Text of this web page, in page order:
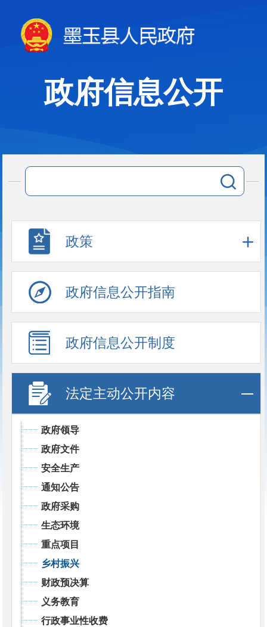
政府信息公开
政策
政府信息公开指南
政府信息公开制度
法定主动公开内容
政府领导
政府文件
安全生产
通知公告
政府采购
生态环境
重点项目
乡村振兴
财政预决算
义务教育
行政事业性收费